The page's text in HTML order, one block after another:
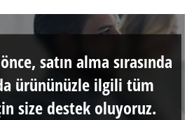
satın alma sırasında
ürününüzle ilgili tüm
size destek oluyoruz.